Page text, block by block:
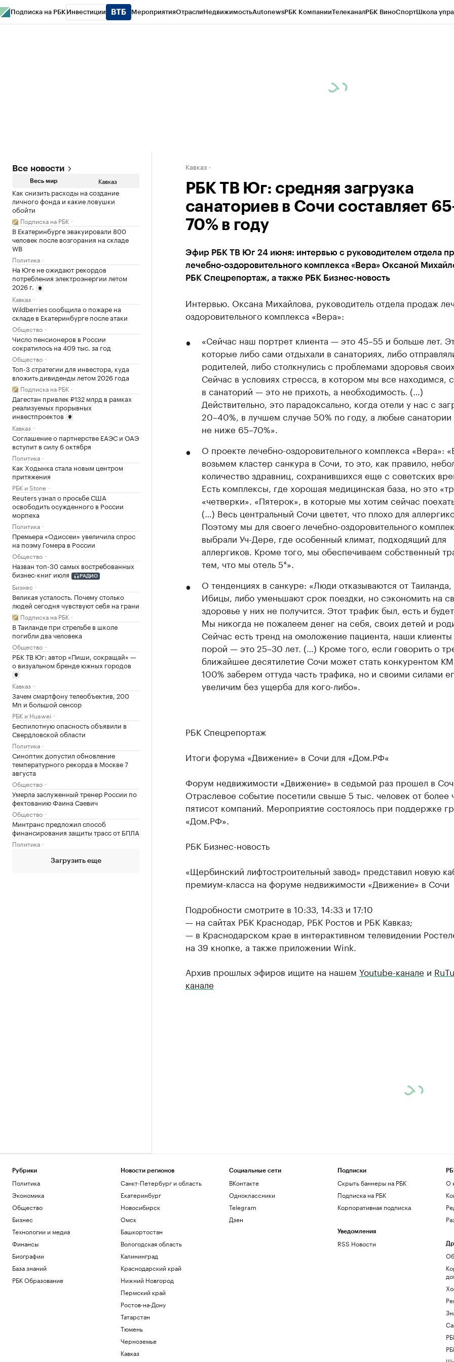
Подписка на РБК Инвестиции МероприятияОтраслиНедвижимостьAutonewsРБК КомпанииТелеканалРБК ВиноСпортШкола
Все новости
Весь мир Кавказ
Как снизить расходы на создание
личного фонда и какие ловушки
обойти
Подписка на РБК
В Екатеринбурге эвакуировали 800
человек после возгорания на складе
WB
Политика
На Юге не ожидают рекордов
потребления электроэнергии летом
2026 г.
Кавказ
Wildberries сообщила о пожаре на
складе в Екатеринбурге после атаки
Общество
Число пенсионеров в России
сократилось на 409 тыс. за год
Общество
Топ-3 стратегии для инвестора, куда
вложить дивиденды летом 2026 года
Подписка на РБК
Дагестан привлек ₽132 млрд в рамках
реализуемых прорывных
инвестпроектов
Кавказ
Соглашение о партнерстве ЕАЭС и ОАЭ
вступит в силу 6 октября
Политика
Как Ходынка стала новым центром
притяжения
РБК и Stone
Reuters узнал о просьбе США
освободить осужденного в России
морпеха
Политика
Премьера «Одиссеи» увеличила спрос
на поэму Гомера в России
Общество
Назван топ-30 самых востребованных
бизнес-книг июля
РАДИО
Бизнес
Великая усталость. Почему столько
людей сегодня чувствуют себя на грани
Подписка на РБК
В Таиланде при стрельбе в школе
погибли два человека
Общество
РБК ТВ Юг: автор «Пиши, сокращай» —
о визуальном бренде южных городов
Кавказ
Зачем смартфону телеобъектив, 200
Мп и большой сенсор
РБК и Huawei
Беспилотную опасность объявили в
Свердловской области
Политика
Синоптик допустил обновление
температурного рекорда в Москве 7
августа
Общество
Умерла заслуженный тренер России по
фехтованию Фаина Саевич
Общество
Минтранс предложил способ
финансирования защиты трасс от БПЛА
Политика
Загрузить еще
Кавказ
РБК ТВ Юг: средняя загрузка
санаториев в Сочи составляет
70% в году
Эфир РБК ТВ Юг 24 июня: интервью с руководителем отдела
лечебно-оздоровительного комплекса «Вера» Оксаной
РБК Спецрепортаж, а также РБК Бизнес-новость
Интервью. Оксана Михайлова, руководитель отдела продаж
оздоровительного комплекса «Вера»:
«Сейчас наш портрет клиента — это 45–55 и больше лет.
которые либо сами отдыхали в санаториях, либо
родителей, либо столкнулись с проблемами здоровья
Сейчас в условиях стресса, в котором мы все находимся,
в санаторий — это не прихоть, а необходимость. (…)
Действительно, это парадоксально, когда отели у нас с
20–40%, в лучшем случае 50% по году, а любые
не ниже 65–70%».
О проекте лечебно-оздоровительного комплекса «Вера»:
возьмем кластер санкура в Сочи, то это, как правило,
количество здравниц, сохранившихся еще с советских
Есть комплексы, где хорошая медицинская база, но это
«четверки». «Пятерок», в которые мы хотим сейчас
(…) Весь центральный Сочи цветет, что плохо для
Поэтому мы для своего лечебно-оздоровительного
выбрали Уч-Дере, где особенный климат, подходящий для
аллергиков. Кроме того, мы обеспечиваем собственный
тем, что мы отель 5*».
О тенденциях в санкуре: «Люди отказываются от Таиланда,
Ибицы, либо уменьшают срок поездки, но сэкономить на
здоровье у них не получится. Этот трафик был, есть и будет
Мы никогда не пожалеем денег на себя, своих детей и
Сейчас есть тренд на омоложение пациента, наши клиенты
порой — это 25–30 лет. (…) Кроме того, если говорить о
ближайшее десятилетие Сочи может стать конкурентом
100% заберем оттуда часть трафика, но и своими силами
увеличим без ущерба для кого-либо».
РБК Спецрепортаж
Итоги форума «Движение» в Сочи для «Дом.РФ«
Форум недвижимости «Движение» в седьмой раз прошел в
Отраслевое событие посетили свыше 5 тыс. человек от более
пятисот компаний. Мероприятие состоялось при поддержке
«Дом.РФ».
РБК Бизнес-новость
«Щербинский лифтостроительный завод» представил новую
премиум-класса на форуме недвижимости «Движение» в Сочи
Подробности смотрите в 10:33, 14:33 и 17:10
— на сайтах РБК Краснодар, РБК Ростов и РБК Кавказ;
— в Краснодарском крае в интерактивном телевидении
на 39 кнопке, а также приложении Wink.
Архив прошлых эфиров ищите на нашем Youtube-канале и
канале
Рубрики
Политика
Экономика
Общество
Бизнес
Технологии и медиа
Финансы
Биографии
База знаний
РБК Образование
Новости регионов
Санкт-Петербург и область
Екатеринбург
Новосибирск
Омск
Башкортостан
Вологодская область
Калининград
Краснодарский край
Нижний Новгород
Пермский край
Ростов-на-Дону
Татарстан
Тюмень
Черноземье
Кавказ
Социальные сети
ВКонтакте
Одноклассники
Telegram
Дзен
Подписки
Скрыть баннеры на РБК
Подписка на РБК
Корпоративная подписка
Уведомления
RSS Новости
О